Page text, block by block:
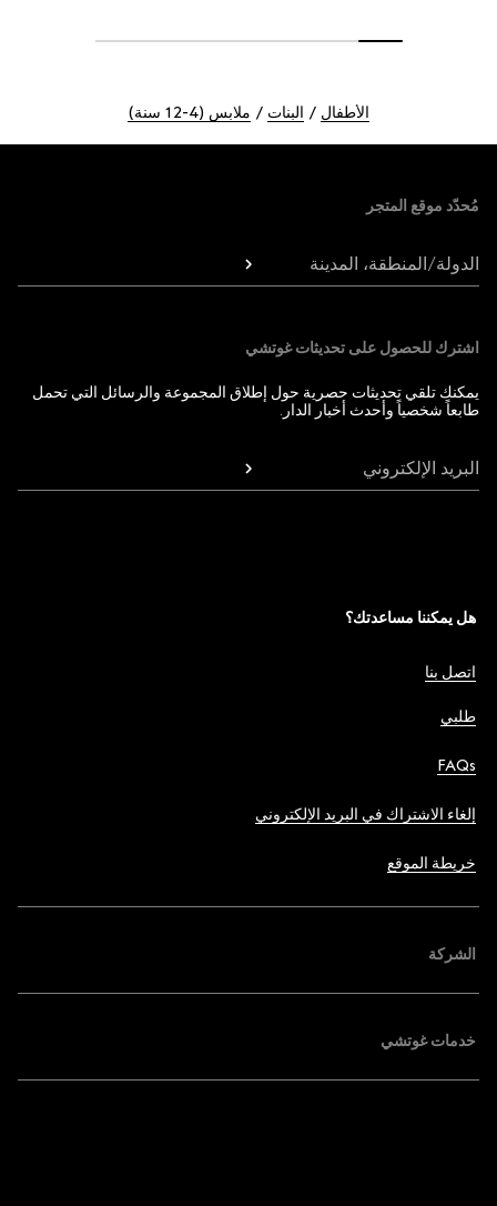
الأطفال البنات ملابس (4-12 سنة)
مُحدّد موقع المتجر
الدولة/المنطقة، المدينة
اشترك للحصول على تحديثات غوتشي
يمكنك تلقي تحديثات حصرية حول إطلاق المجموعة والرسائل التي تحمل
طابعاً شخصياً وأحدث أخبار الدار.
البريد الإلكتروني
هل يمكننا مساعدتك؟
اتصل بنا
طلبي
FAQs
إلغاء الاشتراك في البريد الإلكتروني
خريطة الموقع
الشركة
خدمات غوتشي